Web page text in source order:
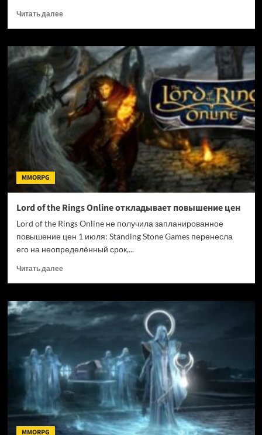
Читать далееПрочитать
Дату
начала
ЗБТ
Chasing
KaleidoRIDER
объявили
вместе
с
публикацией
нового
трейлера
MMORPG
Lord of the Rings Online откладывает повышение цен
Lord of the Rings Online не получила запланированное
повышение цен 1 июля: Standing Stone Games перенесла
его на неопределённый срок,...
Читать далееПрочитать
Lord
the
откладывает
повышение
цен
MMORPG